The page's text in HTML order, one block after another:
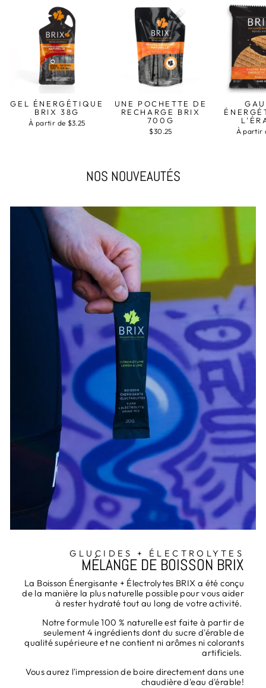
GEL ÉNERGÉTIQUE
BRIX 38G
À partir de $3.25
UNE POCHETTE DE
RECHARGE BRIX
700G
$30.25 À partir
NOS NOUVEAUTÉS
GLUCIDES + ÉLECTROLYTES
MÉLANGE DE BOISSON BRIX
La Boisson Énergisante + Électrolytes BRIX a été conçu
de la manière la plus naturelle possible pour vous aider
à rester hydraté tout au long de votre activité.
Notre formule 100 % naturelle est faite à partir de
seulement 4 ingrédients dont du sucre d'érable de
qualité supérieure et ne contient ni arômes ni colorants
artificiels.
Vous aurez l'impression de boire directement dans une
chaudière d'eau d'érable!